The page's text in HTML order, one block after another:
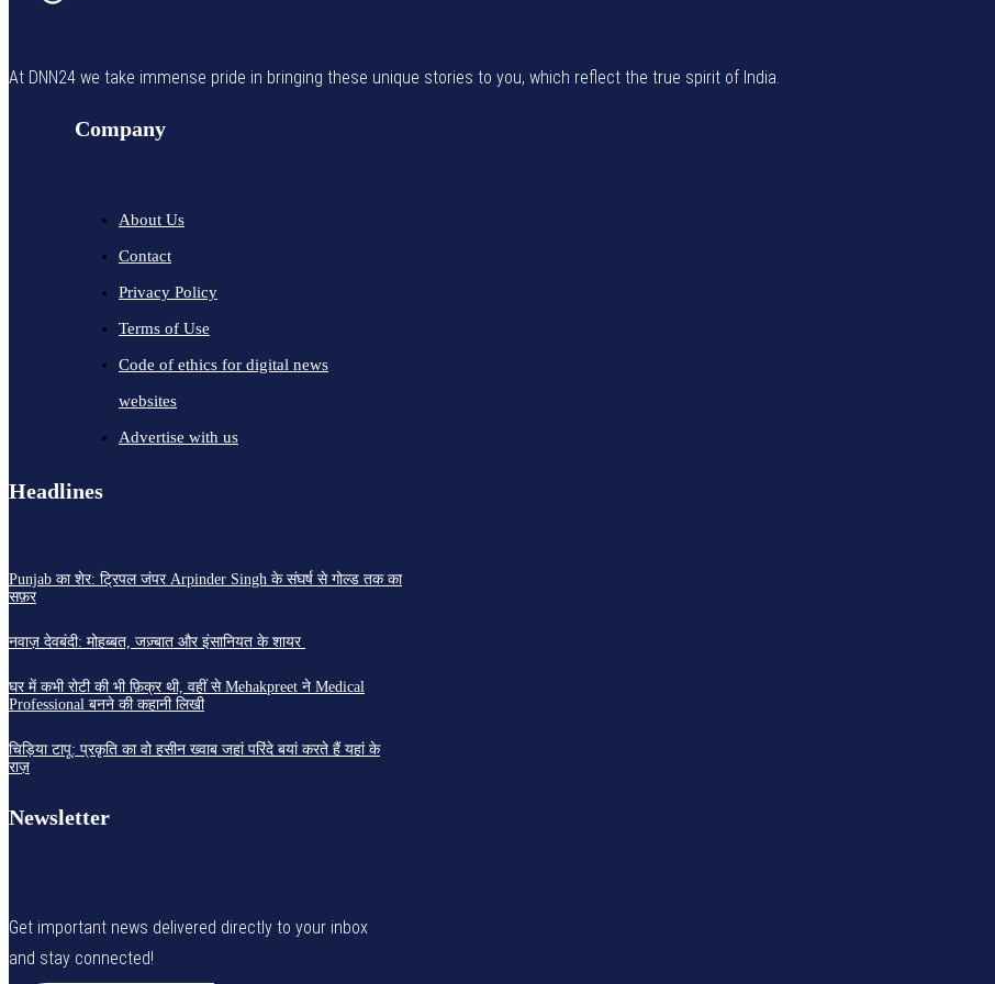
At DNN24 we take immense pride in bringing these unique stories to you, which reflect the true spirit of India.
Company
About Us
Contact
Privacy Policy
Terms of Use
Code of ethics for digital news
websites
Advertise with us
Headlines
Punjab का शेर: ट्रिपल जंपर Arpinder Singh के संघर्ष से गोल्ड तक का
सफ़र
नवाज़ देवबंदी: मोहब्बत, जज़्बात और इंसानियत के शायर
घर में कभी रोटी की भी फ़िक्र थी, वहीं से Mehakpreet ने Medical
Professional बनने की कहानी लिखी
चिड़िया टापू: प्रकृति का वो हसीन ख्वाब जहां परिंदे बयां करते हैं यहां के
राज़
Newsletter
Get important news delivered directly to your inbox
and stay connected!